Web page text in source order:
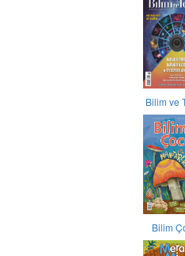
Bilim ve
Bilim